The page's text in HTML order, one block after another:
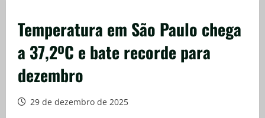
Temperatura em São Paulo chega
a 37,2ºC e bate recorde para
dezembro
29 de dezembro de 2025